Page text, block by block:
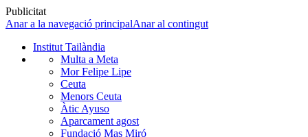
Publicitat
Anar a la navegació principalAnar al contingut
Institut Tailàndia
Multa a Meta
Mor Felipe Lipe
Ceuta
Menors Ceuta
Àtic Ayuso
Aparcament agost
Fundació Mas Miró